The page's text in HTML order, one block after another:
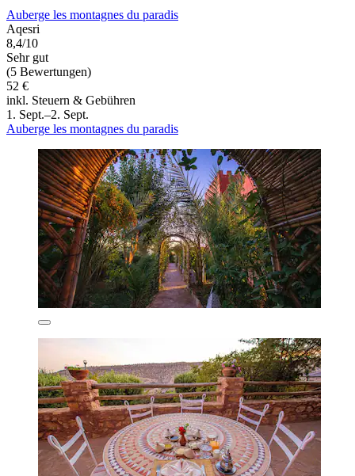
Auberge les montagnes du paradis
Aqesri
8,4/10
Sehr gut
(5 Bewertungen)
52 €
inkl. Steuern & Gebühren
1. Sept.–2. Sept.
Auberge les montagnes du paradis